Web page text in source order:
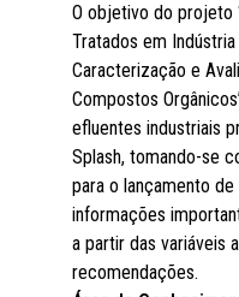
O objetivo do projeto
Tratados em
Caracterização e
Compostos
efluentes industriais
Splash, tomando-se
para o lançamento
informações
a partir das variáveis
recomendações.